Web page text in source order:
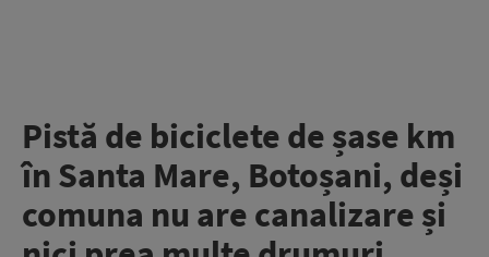
Pistă de biciclete de șase km
în Santa Mare, Botoșani, deși
comuna nu are canalizare și